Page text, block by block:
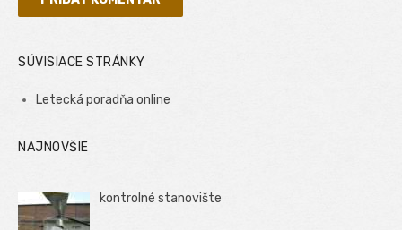
SÚVISIACE STRÁNKY
Letecká poradňa online
NAJNOVŠIE
kontrolné stanovište